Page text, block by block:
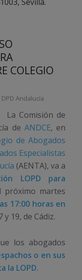
COLEGIO
Andalucía
La Comisión de
de ANDCE, en
de Abogados
Especialistas
(AENTA), va a
LOPD para
próximo martes
17:00 horas en
19, de Cádiz.
los abogados
o en sus
la LOPD.